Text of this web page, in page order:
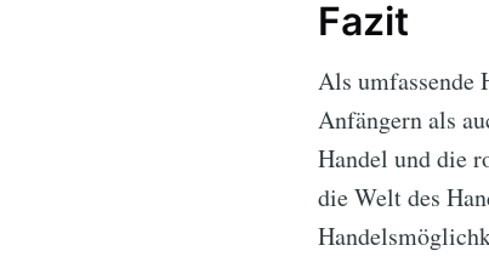
Fazit
Als umfassende
Anfängern als
Handel und die
die Welt des